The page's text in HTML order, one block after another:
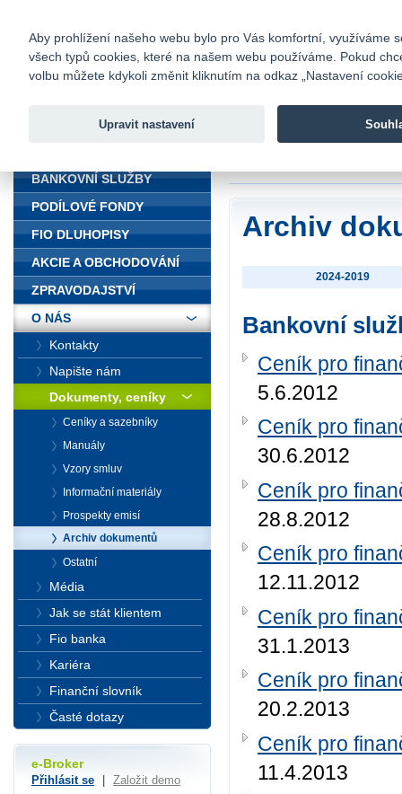
Fio banka
Fio banka
Archiv
2024-2019
Bankovní
Ceník pro
5.6.2012
Ceník pro
30.6.2012
Ceník pro
28.8.2012
Ceník pro
12.11.2012
Ceník pro
31.1.2013
Ceník pro
20.2.2013
Ceník pro
11.4.2013
BANKOVNÍ SLUŽBY
PODÍLOVÉ FONDY
FIO DLUHOPISY
AKCIE A OBCHODOVÁNÍ
ZPRAVODAJSTVÍ
O NÁS
Kontakty
Napište nám
Dokumenty, ceníky
Ceníky a sazebníky
Manuály
Vzory smluv
Informační materiály
Prospekty emisí
Archiv dokumentů
Ostatní
Média
Jak se stát klientem
Fio banka
Kariéra
Finanční slovník
Časté dotazy
e-Broker
Přihlásit se Založit demo
Aby prohlížení našeho webu bylo pro Vás komfortní, využíváme
všech typů cookies, které na našem webu používáme. Pokud
volbu můžete kdykoli změnit kliknutím na odkaz „Nastavení
Upravit nastavení